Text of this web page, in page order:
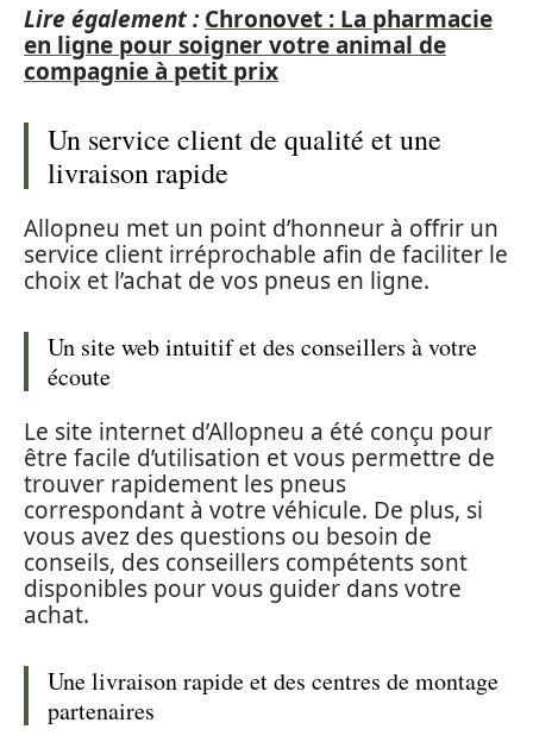
Lire également : Chronovet : La pharmacie
en ligne pour soigner votre animal de
compagnie à petit prix
Un service client de qualité et une
livraison rapide
Allopneu met un point d’honneur à offrir un
service client irréprochable afin de faciliter le
choix et l’achat de vos pneus en ligne.
Un site web intuitif et des conseillers à votre
écoute
Le site internet d’Allopneu a été conçu pour
être facile d’utilisation et vous permettre de
trouver rapidement les pneus
correspondant à votre véhicule. De plus, si
vous avez des questions ou besoin de
conseils, des conseillers compétents sont
disponibles pour vous guider dans votre
achat.
Une livraison rapide et des centres de montage
partenaires